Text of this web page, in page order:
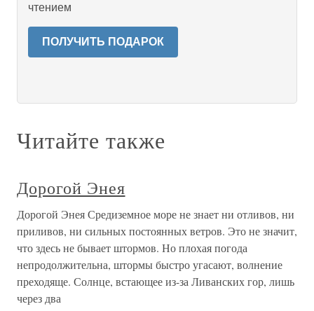
чтением
ПОЛУЧИТЬ ПОДАРОК
Читайте также
Дорогой Энея
Дорогой Энея Средиземное море не знает ни отливов, ни
приливов, ни сильных постоянных ветров. Это не значит,
что здесь не бывает штормов. Но плохая погода
непродолжительна, штормы быстро угасают, волнение
преходяще. Солнце, встающее из-за Ливанских гор, лишь
через два